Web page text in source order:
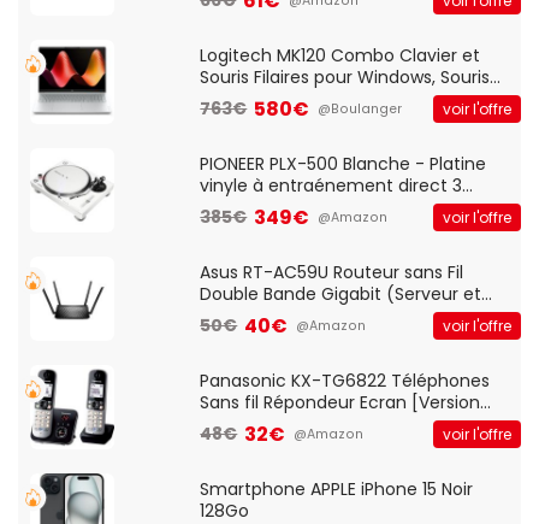
And Play, Confortable, Taille
QWERTY UK - Noir
Logitech MK120 Combo Clavier et
Souris Filaires pour Windows, Souris
Optique Filaire, Connexion USB Plug
And Play, Confortable, Taille
QWERTY UK - Noir
763€ 580€ @Boulanger voir l'offre
PIONEER PLX-500 Blanche - Platine
vinyle à entraénement direct 3
vitesses (33-45-78 trs/min) avec
pre-ampli intégré et port USB
385€ 349€ @Amazon voir l'offre
Asus RT-AC59U Routeur sans Fil
Double Bande Gigabit (Serveur et
Client VPN, Triple Vlan, Mode Point
d'accès et Bridge, contrôle Parental,
50€ 40€ @Amazon voir l'offre
Panasonic KX-TG6822 Téléphones
Sans fil Répondeur Ecran [Version
Française]
48€ 32€ @Amazon voir l'offre
Smartphone APPLE iPhone 15 Noir
128Go